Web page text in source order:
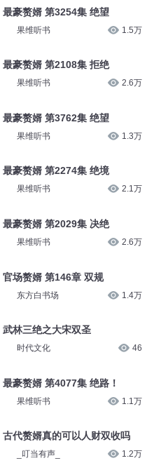
最豪赘婿 第3254集 绝望
果维听书 1.5万
最豪赘婿 第2108集 拒绝
果维听书 2.6万
最豪赘婿 第3762集 绝望
果维听书 1.3万
最豪赘婿 第2274集 绝境
果维听书 2.1万
最豪赘婿 第2029集 决绝
果维听书 2.6万
官场赘婿 第146章 双规
东方白书场 1.4万
武林三绝之大宋双圣
时代文化 46
最豪赘婿 第4077集 绝路！
果维听书 1.1万
古代赘婿真的可以人财双收吗
_叮当有声_ 1.2万